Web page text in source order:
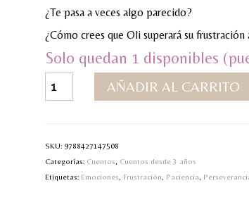
¿Te pasa a veces algo parecido?
¿Cómo crees que Oli superará su
Solo quedan 1 disponibles
¿Qué?
AÑADIR AL CARRITO
SKU: 9788427147508
Categorías: Cuentos
Cuentos desde 3 años
Etiquetas: Emociones Frustración Paciencia